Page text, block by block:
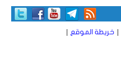
| خريطة الموقع |